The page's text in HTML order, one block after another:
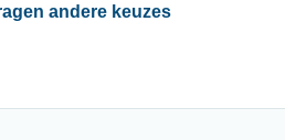
andere keuzes